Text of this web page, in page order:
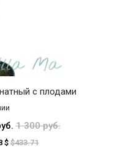
с плодами
1 300 руб.
$$433.71